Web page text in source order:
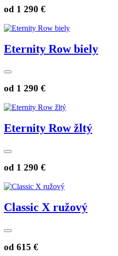
od 1 290 €
Eternity Row biely
od 1 290 €
Eternity Row žltý
od 1 290 €
Classic X ružový
od 615 €